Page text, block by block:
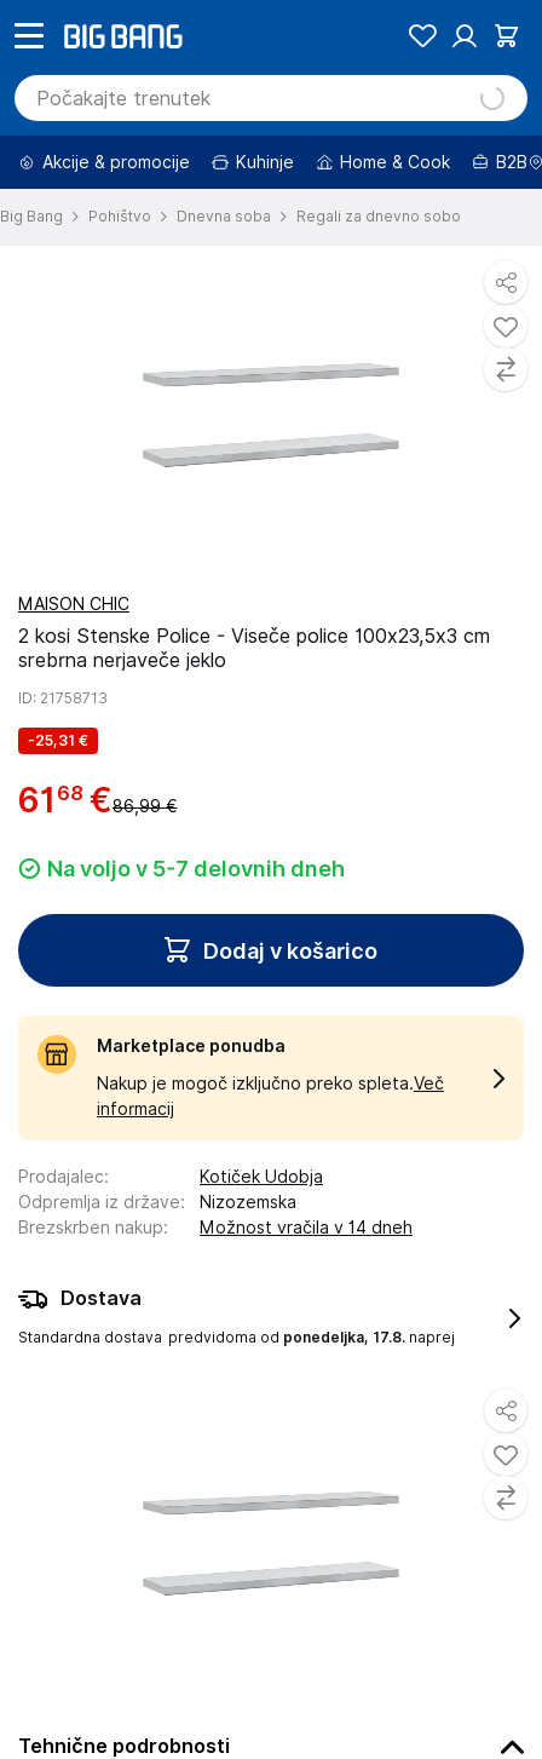
Akcije & promocije Kuhinje Home & Cook B2B
Big Bang Pohištvo Dnevna soba Regali za dnevno sobo
Tehnične podrobnosti
MAISON CHIC
2 kosi Stenske Police - Viseče police 100x23,5x3 cm
srebrna nerjaveče jeklo
ID: 21758713
-25,31 €
61 68 €86,99 €
Na voljo v 5-7 delovnih dneh
Dodaj v košarico
Marketplace ponudba
Nakup je mogoč izključno preko spleta.Več
informacij
Prodajalec:
Kotiček Udobja
Odpremlja iz države:
Nizozemska
Brezskrben nakup: Možnost vračila v 14 dneh
Dostava
Standardna dostava predvidoma od ponedeljka, 17.8. naprej